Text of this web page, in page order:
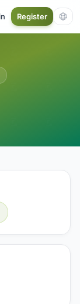
Register